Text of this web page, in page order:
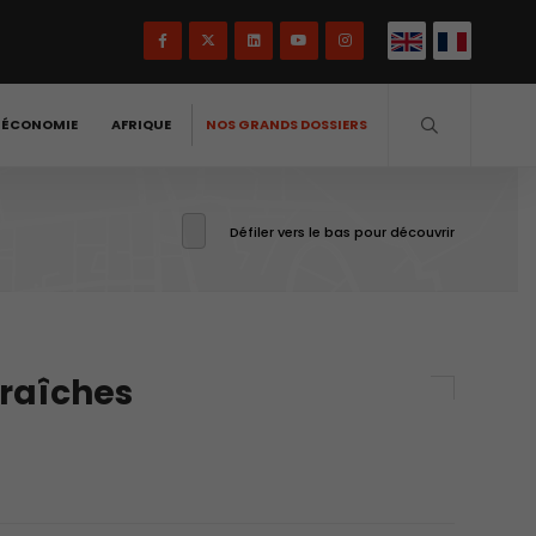
AFRIQUE NOS GRANDS DOSSIERS
Défiler vers le bas pour découvrir